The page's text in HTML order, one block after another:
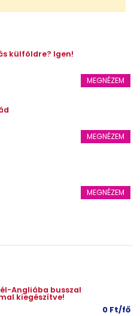
külföldre? Igen!
MEGNÉZEM
MEGNÉZEM
MEGNÉZEM
Angliába busszal
kiegészítve!
0 Ft/fő